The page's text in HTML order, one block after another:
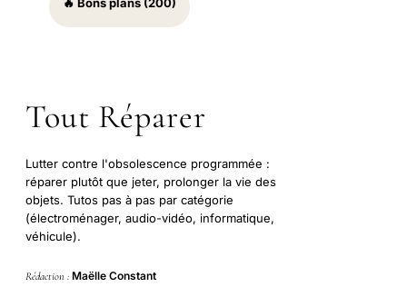
Tout Réparer
Lutter contre l'obsolescence programmée :
réparer plutôt que jeter, prolonger la vie des
objets. Tutos pas à pas par catégorie
(électroménager, audio-vidéo, informatique,
véhicule).
Rédaction : Maëlle Constant